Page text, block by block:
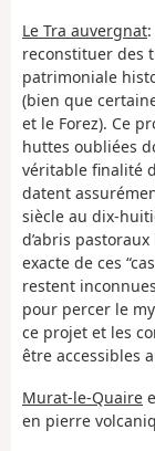
Le Tra auvergnat
reconstituer des
patrimoniale
(bien que
et le Forez). Ce
huttes oubliées
véritable finalité
datent
siècle au dix-
d’abris
exacte de ces
restent
pour percer le
ce projet et les
être accessibles
Murat-le-Quaire
en pierre